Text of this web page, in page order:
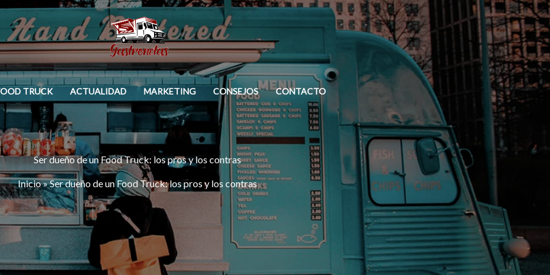
TRUCK ACTUALIDAD MARKETING CONSEJOS CONTACTO
Ser dueño de un Food Truck: los pros y los contras
Inicio»Ser dueño de un Food Truck: los pros y los contras